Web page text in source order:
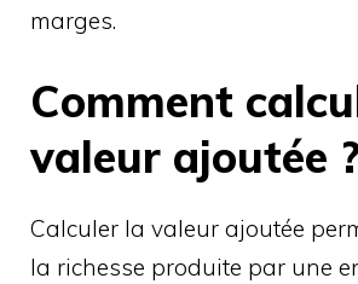
marges.
Comment
valeur ajoutée
Calculer la valeur ajoutée
la richesse produite par une